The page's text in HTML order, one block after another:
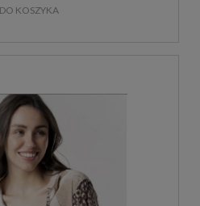
DO KOSZYKA